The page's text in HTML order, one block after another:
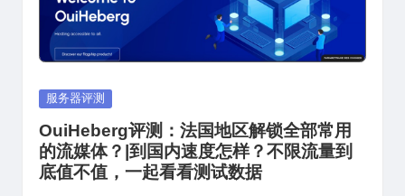
Posted
服务器评测
OuiHeberg评测：法国地区解锁全部常用
的流媒体？|到国内速度怎样？不限流量到
底值不值，一起看看测试数据